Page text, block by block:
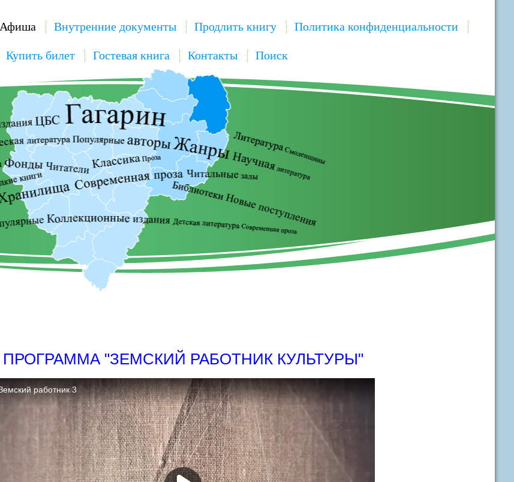
Афиша Внутренние документы Продлить книгу Политика конфиденциальности
Купить билет Гостевая книга Контакты Поиск
ПРОГРАММА "ЗЕМСКИЙ РАБОТНИК КУЛЬТУРЫ"